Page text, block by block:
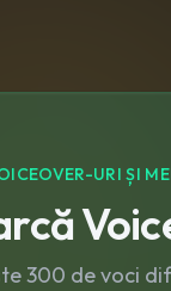
URI ȘI
300 de voci